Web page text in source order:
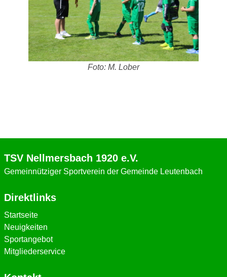
Foto: M. Lober
TSV Nellmersbach 1920 e.V.
Gemeinnütziger Sportverein der Gemeinde Leutenbach
Direktlinks
Startseite
Neuigkeiten
Sportangebot
Mitgliederservice